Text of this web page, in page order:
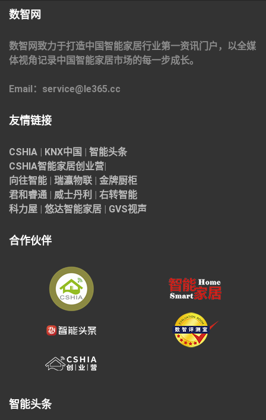
数智网
数智网致力于打造中国智能家居行业第一资讯门户，以全媒
体视角记录中国智能家居市场的每一步成长。
Email：service@le365.cc
友情链接
CSHIA KNX中国
智能头条
CSHIA智能家居创业营
向往智能
瑞瀛物联
金牌厨柜
君和睿通
威士丹利
右转智能
科力屋
悠达智能家居 GVS视声
合作伙伴
智能头条